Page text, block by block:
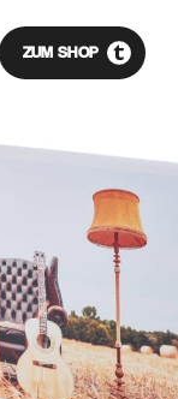
ZUM SHOP